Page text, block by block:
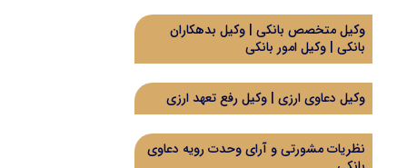
وکیل متخصص بانکی | وکیل بدهکاران
بانکی | وکیل امور بانکی
وکیل دعاوی ارزی | وکیل رفع تعهد ارزی
نظریات مشورتی و آرای وحدت رویه دعاوی